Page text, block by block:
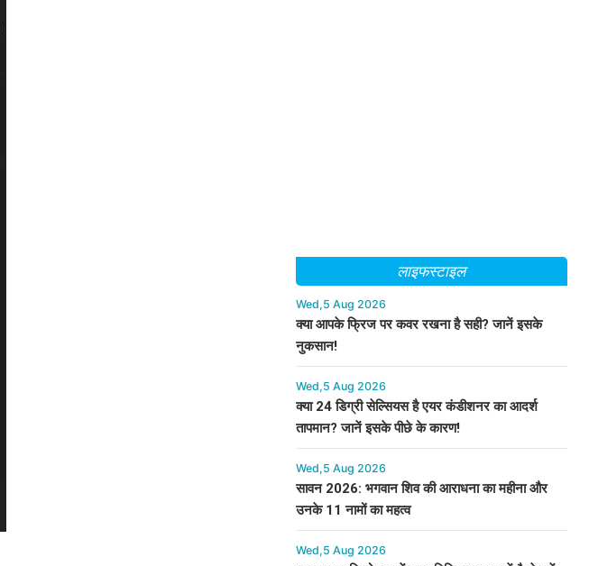
लाइफस्टाइल
Wed,5 Aug 2026
क्या आपके फ्रिज पर कवर रखना है सही? जानें इसके
नुकसान!
Wed,5 Aug 2026
क्या 24 डिग्री सेल्सियस है एयर कंडीशनर का आदर्श
तापमान? जानें इसके पीछे के कारण!
Wed,5 Aug 2026
सावन 2026: भगवान शिव की आराधना का महीना और
उनके 11 नामों का महत्व
Wed,5 Aug 2026